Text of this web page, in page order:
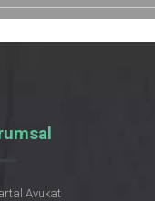
Avukat